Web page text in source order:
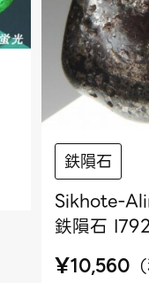
鉄隕石
Sikhote-
鉄隕石
¥10,560 （